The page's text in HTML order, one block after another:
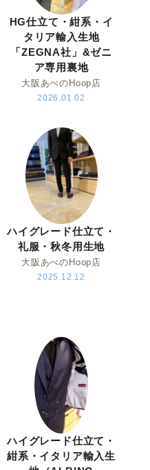
HG仕立て・紺系・イ
タリア輸入生地
「ZEGNA社」&ゼニ
ア専用裏地
大阪あべのHoop店
2026.01.02
ハイグレード仕立て・
礼服・秋冬用生地
大阪あべのHoop店
2025.12.12
ハイグレード仕立て・
紺系・イタリア輸入生